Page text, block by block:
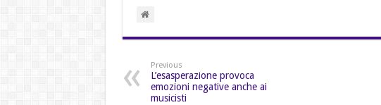
Previous
L’esasperazione provoca
emozioni negative anche ai
musicisti